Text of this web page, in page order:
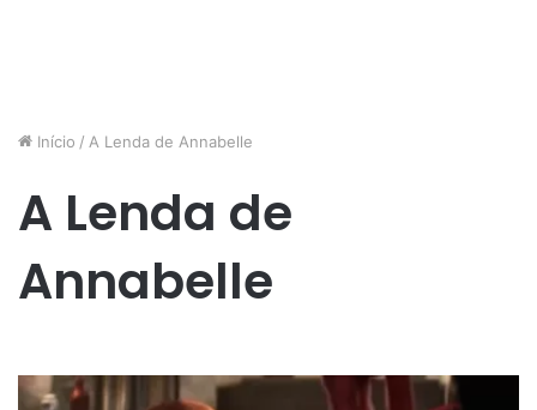
Início / A Lenda de Annabelle
A Lenda de
Annabelle